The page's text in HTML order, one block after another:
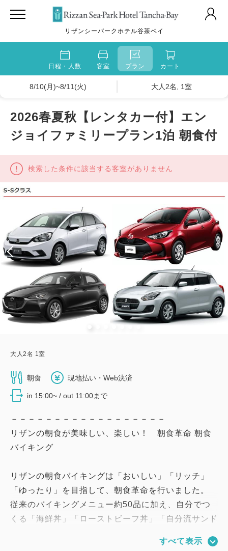
リザンシーパークホテル谷茶ベイ
日程・人数 客室 プラン カート
8/10(月)~8/11(火) 大人2名, 1室
2026春夏秋【レンタカー付】エン
ジョイファミリープラン1泊 朝食付
検索した条件に該当する客室がありません
大人2名 1室
朝食 現地払い・Web決済
in 15:00~ / out 11:00まで
－－－－－－－－－－－－－－－－－－
リザンの朝食が美味しい、楽しい！ 朝食革命 朝食
バイキング
リザンの朝食バイキングは「おいしい」「リッチ」
「ゆったり」を目指して、朝食革命を行いました。
従来のバイキングメニュー約50品に加え、自分でつ
くる「海鮮丼」「ローストビーフ丼」「自分流サンド
すべて表示